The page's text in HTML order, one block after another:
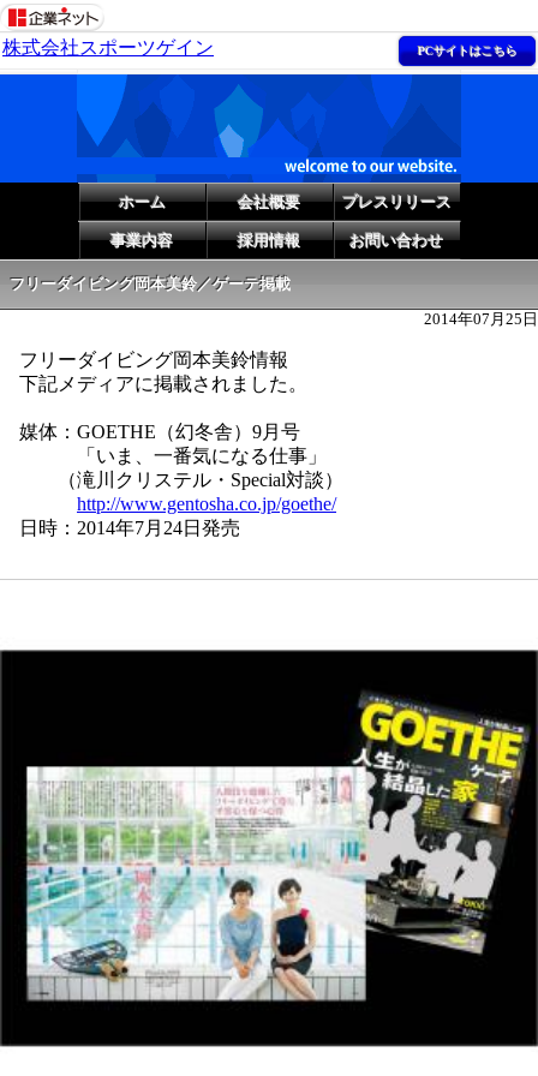
株式会社スポーツゲイン PCサイトはこちら
ホーム 会社概要 プレスリリース
事業内容 採用情報 お問い合わせ
フリーダイビング岡本美鈴／ゲーテ掲載
2014年07月25日
フリーダイビング岡本美鈴情報
下記メディアに掲載されました。
媒体：GOETHE（幻冬舎）9月号
「いま、一番気になる仕事」
（滝川クリステル・Special対談）
http://www.gentosha.co.jp/goethe/
日時：2014年7月24日発売